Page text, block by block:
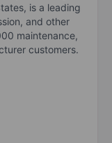
is a leading
and other
maintenance,
customers.